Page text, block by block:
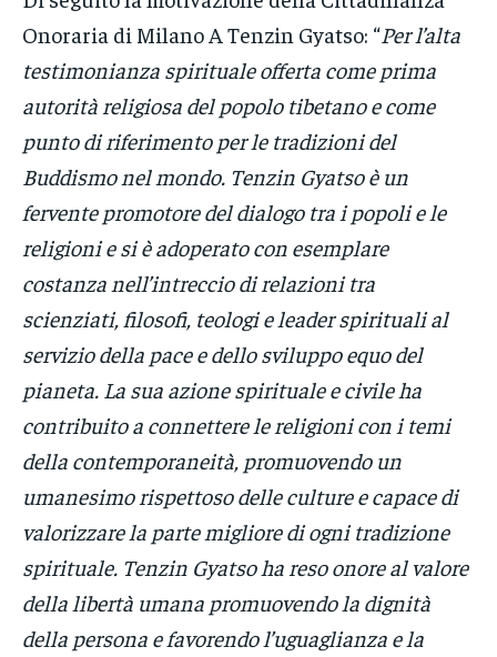
Onoraria di Milano A Tenzin Gyatso: “Per l’alta
testimonianza spirituale offerta come prima
autorità religiosa del popolo tibetano e come
punto di riferimento per le tradizioni del
Buddismo nel mondo. Tenzin Gyatso è un
fervente promotore del dialogo tra i popoli e le
religioni e si è adoperato con esemplare
costanza nell’intreccio di relazioni tra
scienziati, filosofi, teologi e leader spirituali al
servizio della pace e dello sviluppo equo del
pianeta. La sua azione spirituale e civile ha
contribuito a connettere le religioni con i temi
della contemporaneità, promuovendo un
umanesimo rispettoso delle culture e capace di
valorizzare la parte migliore di ogni tradizione
spirituale. Tenzin Gyatso ha reso onore al valore
della libertà umana promuovendo la dignità
della persona e favorendo l’uguaglianza e la